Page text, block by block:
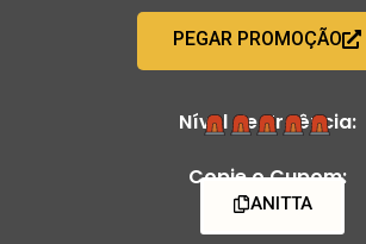
PEGAR PROMOÇÃO
Nível de Urgência:
Copie o Cupom:
ANITTA